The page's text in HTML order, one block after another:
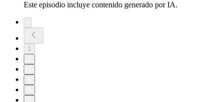
Este episodio incluye contenido generado por IA.
1